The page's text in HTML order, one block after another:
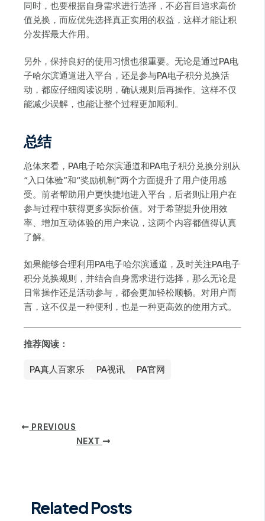
同时，也要根据自身需求进行选择，不必盲目追求高价
值兑换，而应优先选择真正实用的权益，这样才能让积
分发挥最大作用。
另外，保持良好的使用习惯也很重要。无论是通过PA电
子哈尔滨通道进入平台，还是参与PA电子积分兑换活
动，都应仔细阅读说明，确认规则后再操作。这样不仅
能减少误解，也能让整个过程更加顺利。
总结
总体来看，PA电子哈尔滨通道和PA电子积分兑换分别从
“入口体验”和“奖励机制”两个方面提升了用户使用感
受。前者帮助用户更快捷地进入平台，后者则让用户在
参与过程中获得更多实际价值。对于希望提升使用效
率、增加互动体验的用户来说，这两个内容都值得认真
了解。
如果能够合理利用PA电子哈尔滨通道，及时关注PA电子
积分兑换规则，并结合自身需求进行选择，那么无论是
日常操作还是活动参与，都会更加轻松顺畅。对用户而
言，这不仅是一种便利，也是一种更高效的使用方式。
推荐阅读：
PA真人百家乐 PA视讯 PA官网
PREVIOUS
NEXT
Related Posts